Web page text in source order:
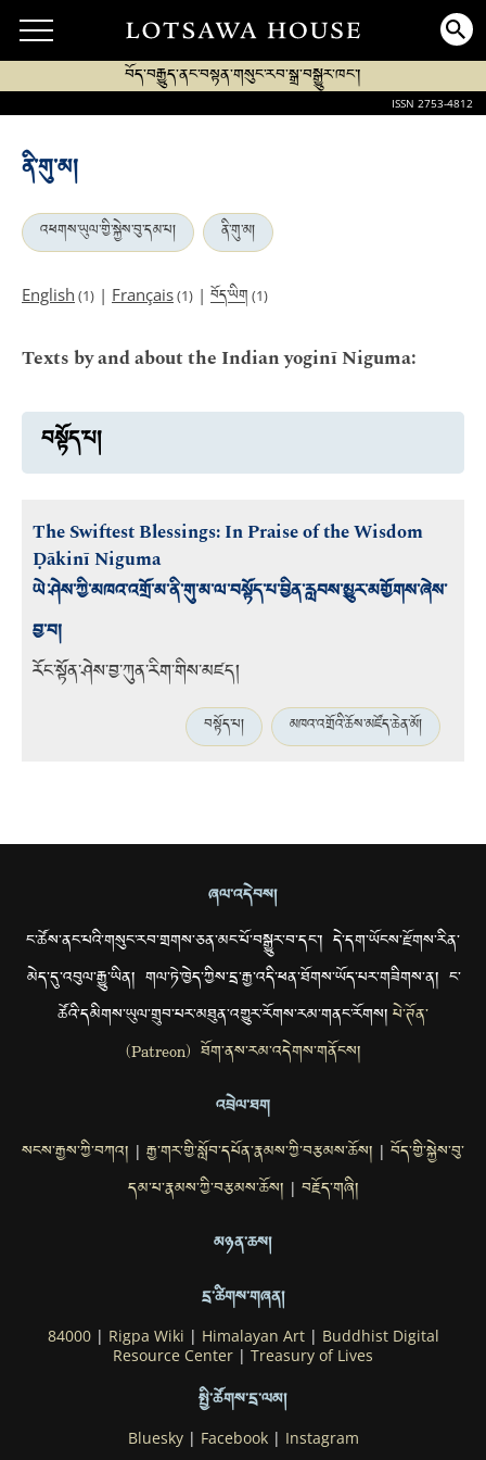
བོད་བརྒྱུད་ནང་བསྟན་གསུང་རབ་སྒྲ་བསྒྱུར་ཁང་།
ISSN 2753-4812
ནི་གུ་མ།
འཕགས་ཡུལ་གྱི་སྐྱེས་བུ་དམ་པ། ནི་གུ་མ།
English (1) | Français(1) | བོད་ཡིག (1)
Texts by and about the Indian yoginī Niguma:
བསྟོད་པ།
The Swiftest Blessings: In Praise of the Wisdom
Ḍākinī Niguma
ཡེ་ཤེས་ཀྱི་མཁའ་འགྲོ་མ་ནི་གུ་མ་ལ་བསྟོད་པ་བྱིན་རླབས་མྱུར་མགྱོགས་ཞེས་
བྱ་བ།
རོང་སྟོན་ཤེས་བྱ་ཀུན་རིག་གིས་མཛད།
བསྟོད་པ། མཁའ་འགྲོའི་ཆོས་མཛོད་ཆེན་མོ།
ཞལ་འདེབས།
ང་ཚོས་ནང་པའི་གསུང་རབ་གྲགས་ཅན་མང་པོ་བསྒྱུར་བ་དང་། དེ་དག་ཡོངས་རྫོགས་རིན་
མེད་དུ་འབུལ་རྒྱུ་ཡིན། གལ་ཏེ་ཁྱེད་ཀྱིས་དྲ་རྒྱ་འདི་ཕན་ཐོགས་ཡོད་པར་གཟིགས་ན། ང་
ཚོའི་དམིགས་ཡུལ་གྲུབ་པར་མཐུན་འགྱུར་རོགས་རམ་གནང་རོགས།པེ་ཊོན་
(Patreon) ཐོག་ནས་རམ་འདེགས་གནོངས།
འབྲེལ་ཐག
སངས་རྒྱས་ཀྱི་བཀའ། | རྒྱ་གར་གྱི་སློབ་དཔོན་རྣམས་ཀྱི་བརྩམས་ཆོས། | བོད་གྱི་སྐྱེས་བུ་
དམ་པ་རྣམས་ཀྱི་བརྩམས་ཆོས། | བརྗོད་གཞི།
མཉན་ཆས།
དྲ་ཚིགས་གཞན།
84000| Rigpa Wiki | Himalayan Art| Buddhist Digital
Resource Center | Treasury of Lives
སྤྱི་ཚོགས་དྲ་ལམ།
Bluesky| Facebook| Instagram